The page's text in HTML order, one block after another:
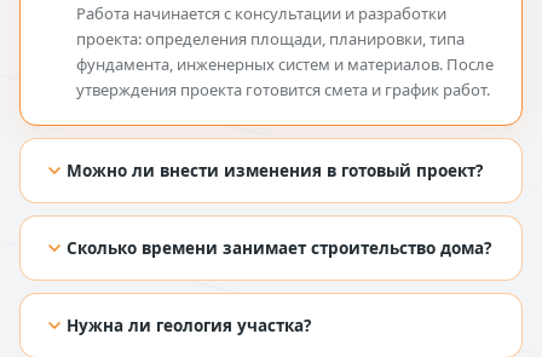
Работа начинается с консультации и разработки
проекта: определения площади, планировки, типа
фундамента, инженерных систем и материалов. После
утверждения проекта готовится смета и график работ.
Можно ли внести изменения в готовый проект?
[TODO: добавить ответ из Figma]
Сколько времени занимает строительство дома?
[TODO: добавить ответ из Figma]
Нужна ли геология участка?